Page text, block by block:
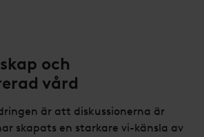
och
vård
är att diskussionerna är
skapats en starkare vi-känsla av